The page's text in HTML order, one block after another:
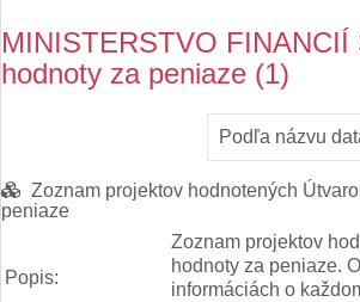
MINISTERSTVO FINANCIÍ
hodnoty za peniaze (1)
Zoznam projektov hodnotených
peniaze
Popis:
Zoznam projektov
hodnoty za peniaze.
informáciách o